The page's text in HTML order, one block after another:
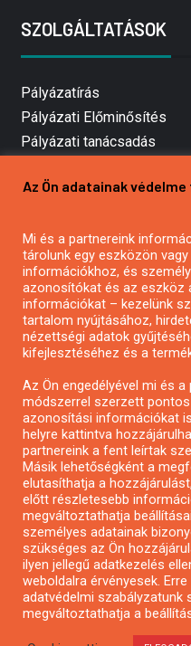
SZOLGÁLTATÁSOK
Pályázatírás
Pályázati Előminősítés
Pályázati tanácsadás
Mezőgazdasági
Pályázatírás civil
Pályázatírás
Pályázatfigyelés
Specifikus
Pályázatok
Pályázatok civil
Pályázatok
Önkormányzati pályázatok
Mezőgazdasági
Falusi turizmus pályázatok
Napelem pályázatok
GINOP pályázatok
Az Ön adatainak
Mi és a partnereink
tárolunk egy eszközön
információkhoz, és
azonosítókat és az eszköz
információkat – kezelünk
tartalom nyújtásához,
nézettségi adatok
kifejlesztéséhez és a
Az Ön engedélyével mi és
módszerrel szerzett
azonosítási információkat
helyre kattintva
partnereink a fent leírtak
Másik lehetőségként a
elutasíthatja a
előtt részletesebb
megváltoztathatja
személyes adatainak
szükséges az Ön
ilyen jellegű adatkezelés
weboldalra érvényesek.
adatvédelmi szabályzatunk
megváltoztathatja a